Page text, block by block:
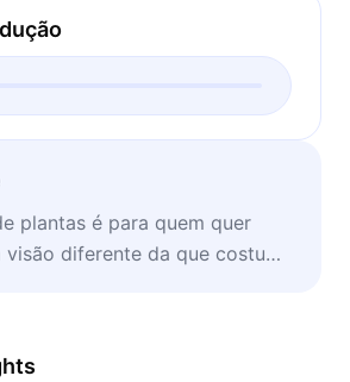
plantas é para quem quer
diferente da que costuma